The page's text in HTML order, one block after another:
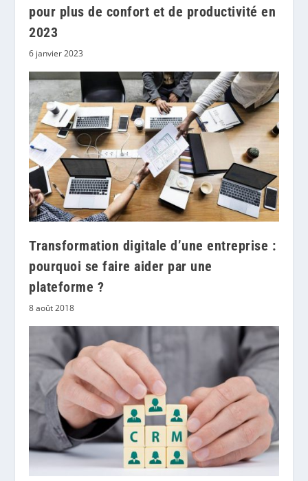
pour plus de confort et de productivité en
2023
6 janvier 2023
Transformation digitale d’une entreprise :
pourquoi se faire aider par une
plateforme ?
8 août 2018